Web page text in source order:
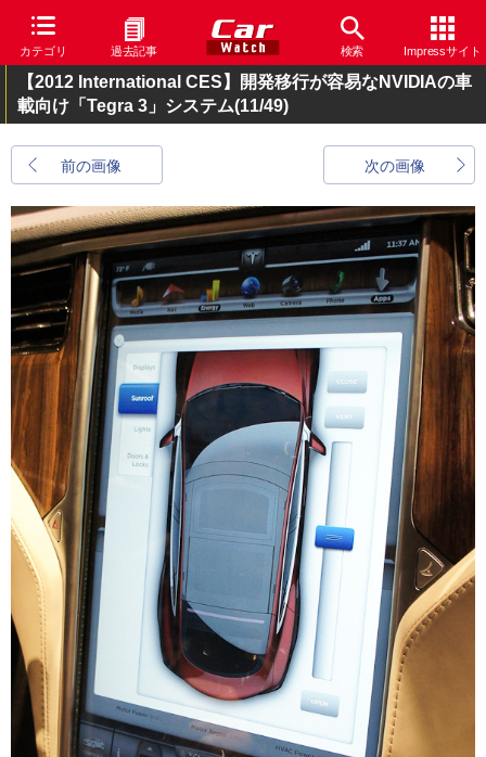
カテゴリ 過去記事 検索 Impressサイト
【2012 International CES】開発移行が容易なNVIDIAの車
載向け「Tegra 3」システム(11/49)
前の画像 次の画像